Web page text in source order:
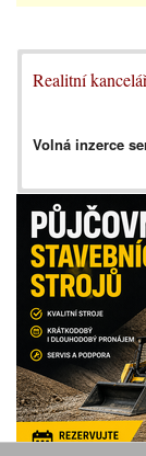
Realitní
Volná inzerce